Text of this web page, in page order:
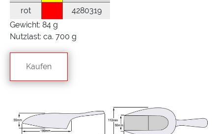
rot
4280319
Gewicht: 84 g
Nutzlast: ca. 700 g
Kaufen